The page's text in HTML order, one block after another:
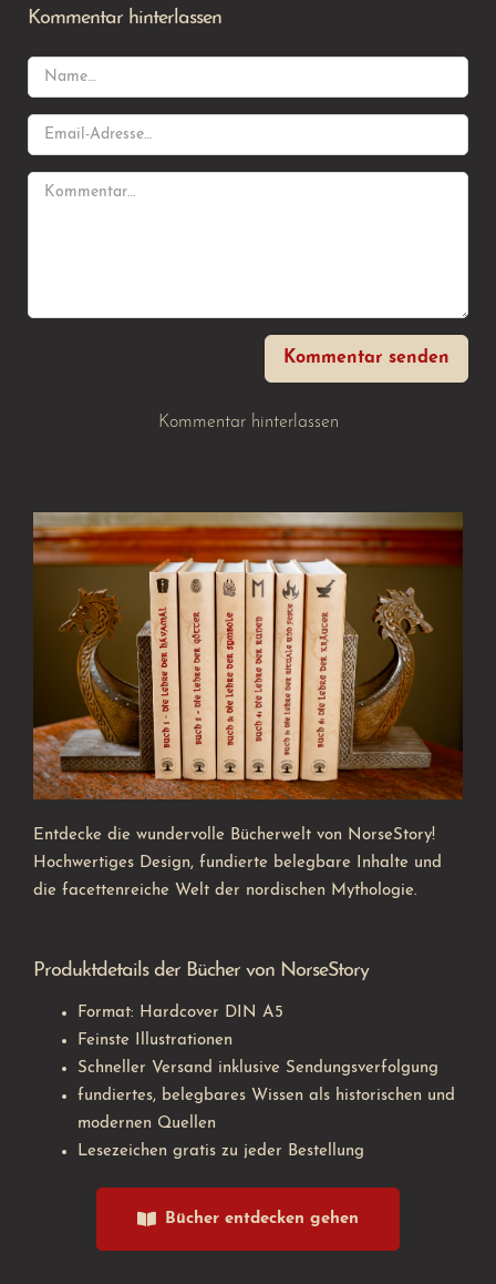
Kommentar hinterlassen
Kommentar senden
Kommentar hinterlassen
Entdecke die wundervolle Bücherwelt von NorseStory!
Hochwertiges Design, fundierte belegbare Inhalte und
die facettenreiche Welt der nordischen Mythologie.
Produktdetails der Bücher von NorseStory
Format: Hardcover DIN A5
Feinste Illustrationen
Schneller Versand inklusive Sendungsverfolgung
fundiertes, belegbares Wissen als historischen und
modernen Quellen
Lesezeichen gratis zu jeder Bestellung
Bücher entdecken gehen